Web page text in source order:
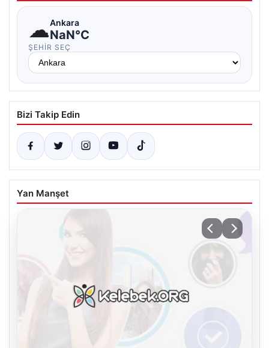
☁Ankara
NaN°C
ŞEHIR SEÇ
Bizi Takip Edin
Yan Manşet